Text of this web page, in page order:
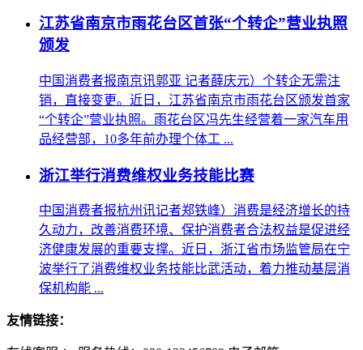
江苏省南京市雨花台区首张“个转企”营业执照
颁发
中国消费者报南京讯郭亚 记者薛庆元）个转企无需注
销，直接变更。近日，江苏省南京市雨花台区颁发首家
“个转企”营业执照。雨花台区冯先生经营着一家汽车用
品经营部，10多年前办理个体工 ...
浙江举行消费维权业务技能比赛
中国消费者报杭州讯记者郑铁峰）消费是经济增长的持
久动力，改善消费环境、保护消费者合法权益是促进经
济健康发展的重要支撑。近日，浙江省市场监管局在宁
波举行了消费维权业务技能比武活动，着力推动基层消
保机构能 ...
友情链接：